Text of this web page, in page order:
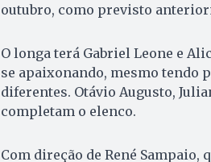
outubro, como previsto
O longa terá Gabriel Leone e
se apaixonando, mesmo tendo
diferentes. Otávio Augusto,
completam o elenco.
Com direção de René Sampaio,